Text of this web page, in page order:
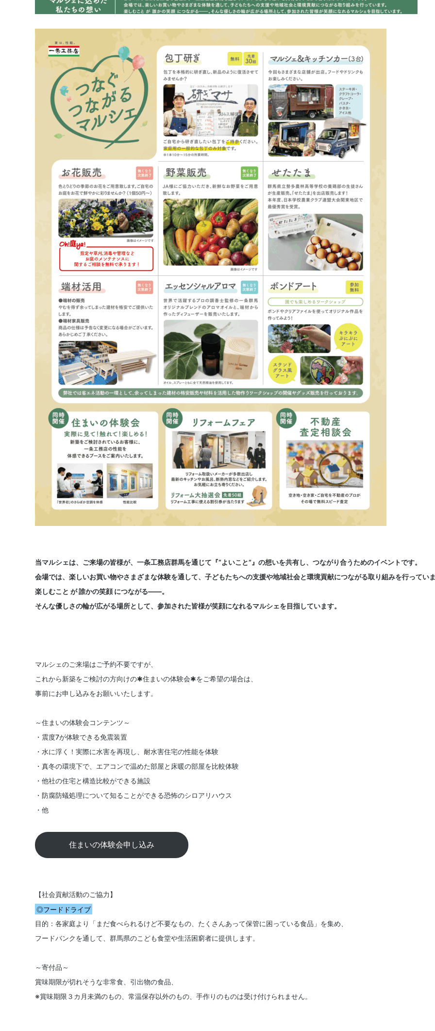
当マルシェは、ご来場の皆様が、一条工務店群馬を通じて『“よいこと”』の想いを共有し、つながり合うためのイベントです。
会場では、楽しいお買い物やさまざまな体験を通して、子どもたちへの支援や地域社会と環境貢献につながる取り組みを行ってい
楽しむこと が 誰かの笑顔 につながる――。
そんな優しさの輪が広がる場所として、参加された皆様が笑顔になれるマルシェを目指しています。
マルシェのご来場はご予約不要ですが、
これから新築をご検討の方向けの✱住まいの体験会✱をご希望の場合は、
事前にお申し込みをお願いいたします。
～住まいの体験会コンテンツ～
・震度7が体験できる免震装置
・水に浮く！実際に水害を再現し、耐水害住宅の性能を体験
・真冬の環境下で、エアコンで温めた部屋と床暖の部屋を比較体験
・他社の住宅と構造比較ができる施設
・防腐防蟻処理について知ることができる恐怖のシロアリハウス
・他
住まいの体験会申し込み
【社会貢献活動のご協力】
◎フードドライブ
目的：各家庭より「まだ食べられるけど不要なもの、たくさんあって保管に困っている食品」を集め、
フードバンクを通して、群馬県のこども食堂や生活困窮者に提供します。
～寄付品～
賞味期限が切れそうな非常食、引出物の食品、
※賞味期限３カ月未満のもの、常温保存以外のもの、手作りのものは受け付けられません。